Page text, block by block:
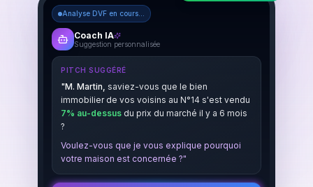
Analyse DVF en cours...
Coach IA
Suggestion personnalisée
PITCH SUGGÉRÉ
"M. Martin, saviez-vous que le bien
immobilier de vos voisins au N°14 s'est vendu
7% au-dessus du prix du marché il y a 6 mois
?
Voulez-vous que je vous explique pourquoi
votre maison est concernée ?"